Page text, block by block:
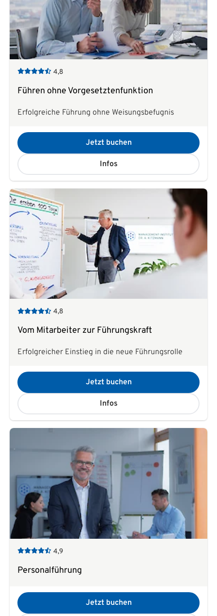
4,8
Führen ohne Vorgesetztenfunktion
Erfolgreiche Führung ohne Weisungsbefugnis
Jetzt buchen
Infos
4,8
Vom Mitarbeiter zur Führungskraft
Erfolgreicher Einstieg in die neue Führungsrolle
Jetzt buchen
Infos
4,9
Personalführung
Jetzt buchen